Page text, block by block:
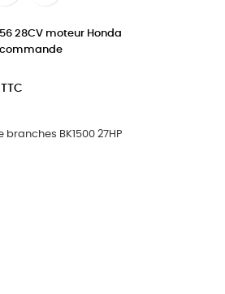
28CV moteur Honda
commande